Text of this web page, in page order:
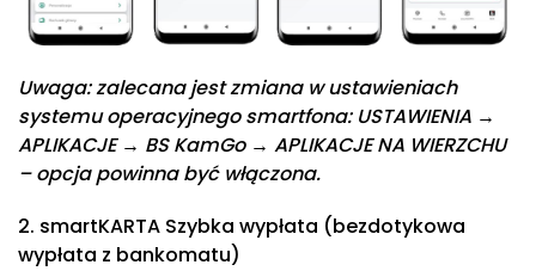
Uwaga: zalecana jest zmiana w ustawieniach
systemu operacyjnego smartfona: USTAWIENIA →
APLIKACJE → BS KamGo → APLIKACJE NA WIERZCHU
– opcja powinna być włączona.
2. smartKARTA Szybka wypłata (bezdotykowa
wypłata z bankomatu)